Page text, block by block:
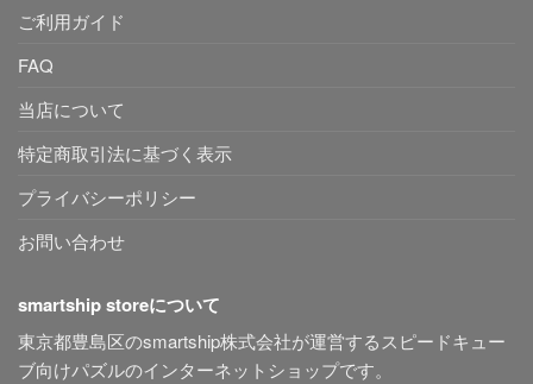
ご利用ガイド
FAQ
当店について
特定商取引法に基づく表示
プライバシーポリシー
お問い合わせ
smartship storeについて
東京都豊島区のsmartship株式会社が運営するスピードキュー
ブ向けパズルのインターネットショップです。